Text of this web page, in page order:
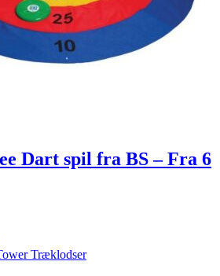
Dart spil fra BS – Fra 6